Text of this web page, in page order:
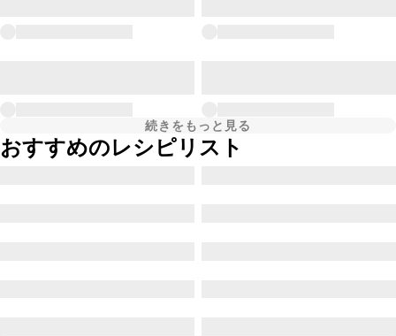
続きをもっと見る
おすすめのレシピリスト